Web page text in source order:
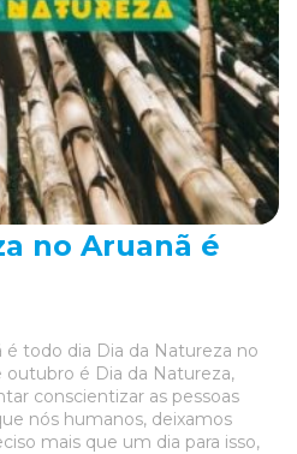
no Aruanã é
é todo dia Dia da Natureza no
outubro é Dia da Natureza,
conscientizar as pessoas
nós humanos, deixamos
mais que um dia para isso,